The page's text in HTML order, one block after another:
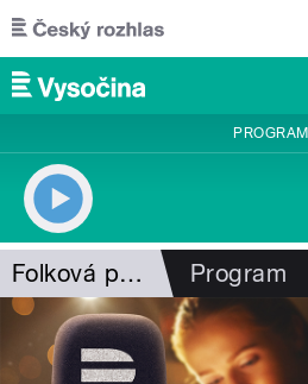
Přejít k hlavnímu obsahu
PROGRAM
Folková pohlazení Program